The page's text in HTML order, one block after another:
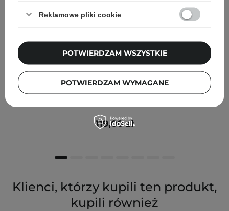
Medi-Peel - Peptide 9 Vitanol Cream Pro - Krem do
119,00 zł
Klienci, którzy kupili ten produkt,
kupili również
Reklamowe pliki cookie
POTWIERDZAM WYMAGANE
POTWIERDZAM WSZYSTKIE